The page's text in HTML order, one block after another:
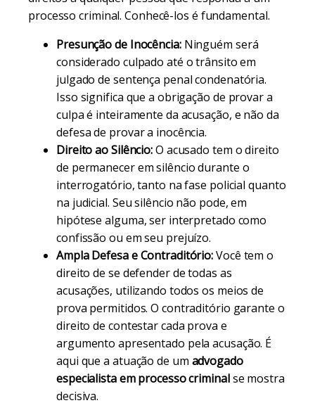
processo criminal. Conhecê-los é fundamental.
Presunção de Inocência:Ninguém será
considerado culpado até o trânsito em
julgado de sentença penal condenatória.
Isso significa que a obrigação de provar a
culpa é inteiramente da acusação, e não da
defesa de provar a inocência.
Direito ao Silêncio:O acusado tem o direito
de permanecer em silêncio durante o
interrogatório, tanto na fase policial quanto
na judicial. Seu silêncio não pode, em
hipótese alguma, ser interpretado como
confissão ou em seu prejuízo.
Ampla Defesa e Contraditório:Você tem o
direito de se defender de todas as
acusações, utilizando todos os meios de
prova permitidos. O contraditório garante o
direito de contestar cada prova e
argumento apresentado pela acusação. É
aqui que a atuação de um advogado
especialista em processo criminalse mostra
decisiva.